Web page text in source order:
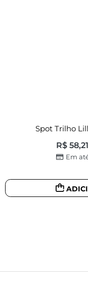
Spot Trilho
R$ 58,21
Em